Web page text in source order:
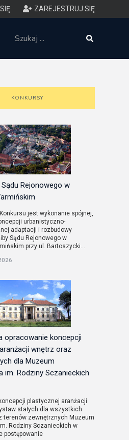
ZAREJESTRUJ SIĘ
KONKURSY
Rejonowego w
jest wykonanie spójnej,
urbanistyczno-
adaptacji i rozbudowy
Sądu Rejonowego w
przy ul. Bartoszycki...
opracowanie koncepcji
wnętrz oraz
dla Muzeum
im. Rodziny Sczanieckich
plastycznej aranżacji
stałych dla wszystkich
terenów zewnętrznych Muzeum
Rodziny Sczanieckich w
postępowanie